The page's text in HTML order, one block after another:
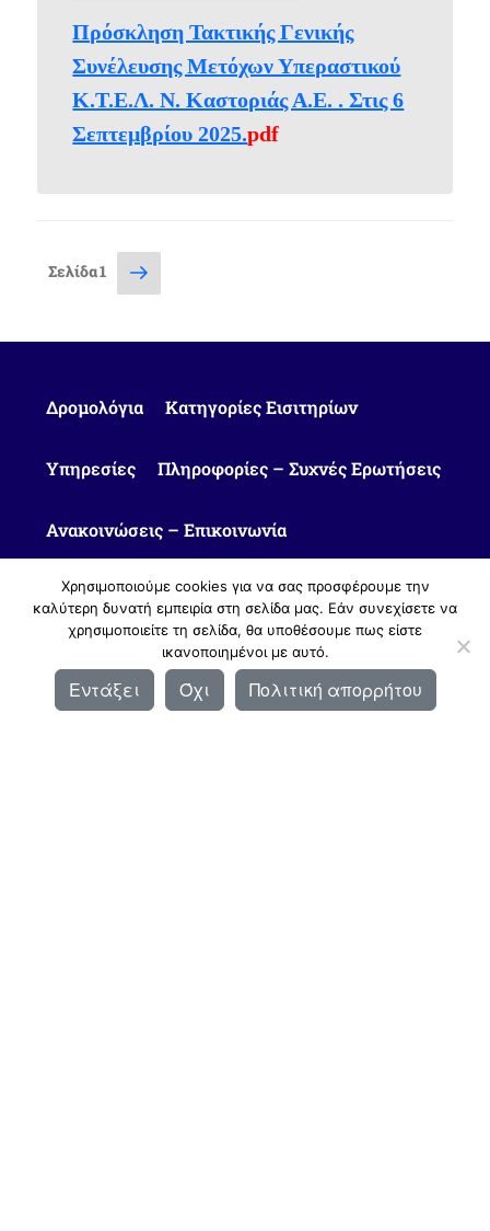
Πρόσκληση Τακτικής Γενικής
Συνέλευσης Μετόχων Υπεραστικού
Κ.Τ.Ε.Λ. Ν. Καστοριάς Α.Ε. . Στις 6
Σεπτεμβρίου 2025.pdf
Σελιδοποίηση
άρθρων
Σελίδα1 Επόμενη
σελίδα
Δρομολόγια Κατηγορίες Εισιτηρίων
Υπηρεσίες Πληροφορίες – Συχνές Ερωτήσεις
Ανακοινώσεις – Επικοινωνία
© 2010 - 2026 Υπεραστικό ΚΤΕΛ Καστοριάς ΑΕ |
Πολιτική Απορρήτου
Σχεδιασμός & Ανάπτυξη:ΙΜΕ Πληροφορική
Χρησιμοποιούμε cookies για να σας προσφέρουμε την
καλύτερη δυνατή εμπειρία στη σελίδα μας. Εάν συνεχίσετε να
χρησιμοποιείτε τη σελίδα, θα υποθέσουμε πως είστε
ικανοποιημένοι με αυτό.
Εντάξει Όχι Πολιτική απορρήτου